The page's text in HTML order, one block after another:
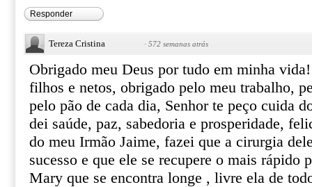
Responder
Tereza Cristina · 572 semanas atrás
Obrigado meu Deus por tudo em minha
filhos e netos, obrigado pelo meu trabalho,
pelo pão de cada dia, Senhor te peço cuida
dei saúde, paz, sabedoria e prosperidade,
do meu Irmão Jaime, fazei que a cirurgia
sucesso e que ele se recupere o mais rápido
Mary que se encontra longe , livre ela de